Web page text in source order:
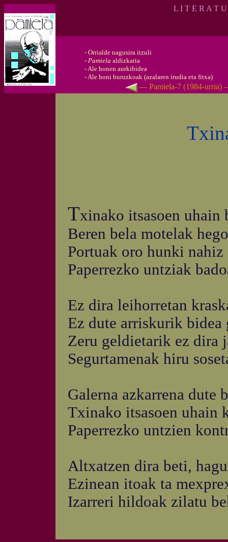
L I T E R A T
- Orrialde nagusira itzuli
- Pamiela aldizkaria
-Ale honen aurkibidea
-Ale honi buruzkoak (azalaren irudia eta fitxa)
— Pamiela-7 (1984-urria)
Txinako itsasoen uhain
Beren bela motelak
Portuak oro hunki nahiz
Paperrezko untziak
Ez dira leihorretan
Ez dute arriskurik bidea
Zeru geldietarik ez dira
Segurtamenak hiru
Galerna azkarrena dute
Txinako itsasoen uhain
Paperrezko untzien
Altxatzen dira beti,
Ezinean itoak ta
Izarreri hildoak zilatu